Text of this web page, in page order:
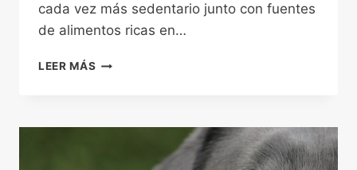
cada vez más sedentario junto con fuentes
de alimentos ricas en…
LEER MÁS CÓMO
GUÍA
MASCOTAS